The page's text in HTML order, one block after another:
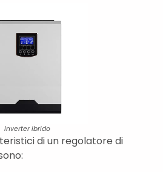
Inverter ibrido
di un regolatore di